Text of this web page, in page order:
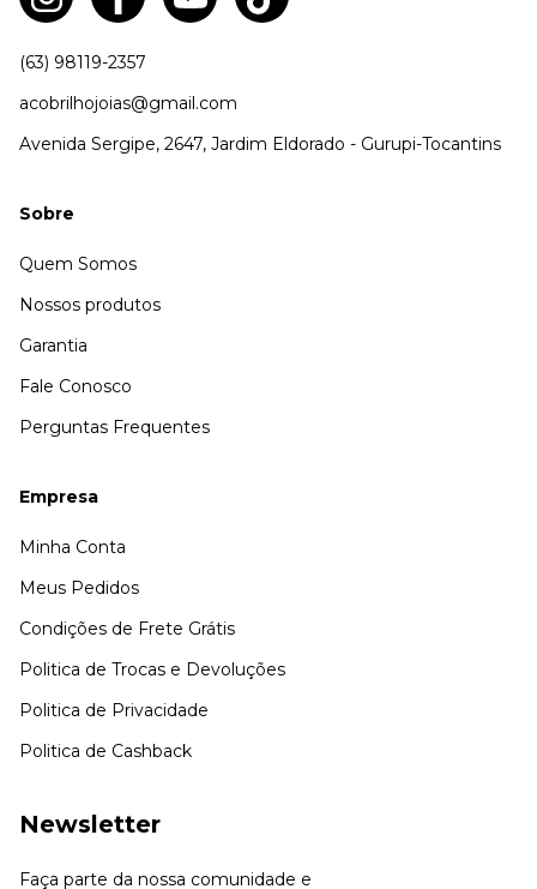
(63) 98119-2357
acobrilhojoias@gmail.com
Avenida Sergipe, 2647, Jardim Eldorado - Gurupi-Tocantins
Sobre
Quem Somos
Nossos produtos
Garantia
Fale Conosco
Perguntas Frequentes
Empresa
Minha Conta
Meus Pedidos
Condições de Frete Grátis
Politica de Trocas e Devoluções
Politica de Privacidade
Politica de Cashback
Newsletter
Faça parte da nossa comunidade e